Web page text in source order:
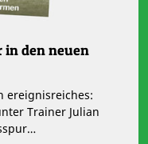
in den neuen
ereignisreiches:
Trainer Julian